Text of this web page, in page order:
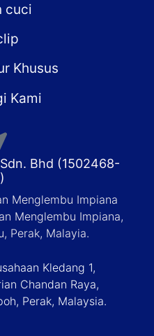
cuci
Khusus
Kami
Bhd (1502468-
Menglembu Impiana
Menglembu Impiana,
Perak, Malayia.
Kledang 1,
Chandan Raya,
Perak, Malaysia.